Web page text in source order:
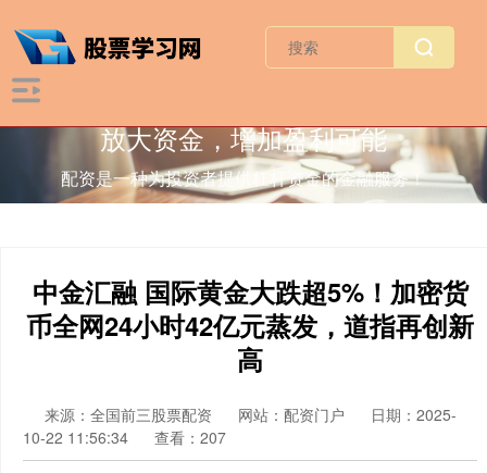
放大资金，增加盈利可能
配资是一种为投资者提供杠杆资金的金融服务！
中金汇融 国际黄金大跌超5%！加密货
币全网24小时42亿元蒸发，道指再创新
高
来源：全国前三股票配资 网站：配资门户
日期：2025-
10-22 11:56:34
查看：207